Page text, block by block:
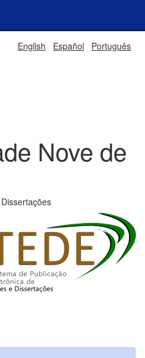
English Español Português
Nove de